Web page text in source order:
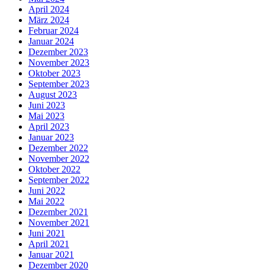
April 2024
März 2024
Februar 2024
Januar 2024
Dezember 2023
November 2023
Oktober 2023
September 2023
August 2023
Juni 2023
Mai 2023
April 2023
Januar 2023
Dezember 2022
November 2022
Oktober 2022
September 2022
Juni 2022
Mai 2022
Dezember 2021
November 2021
Juni 2021
April 2021
Januar 2021
Dezember 2020